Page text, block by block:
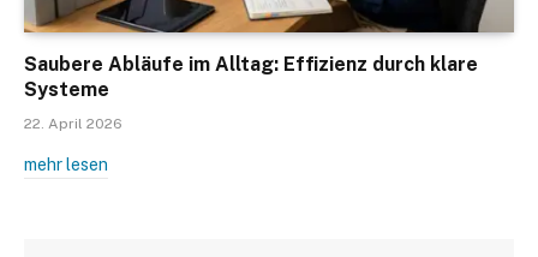
Saubere Abläufe im Alltag: Effizienz durch klare
Systeme
22. April 2026
mehr lesen